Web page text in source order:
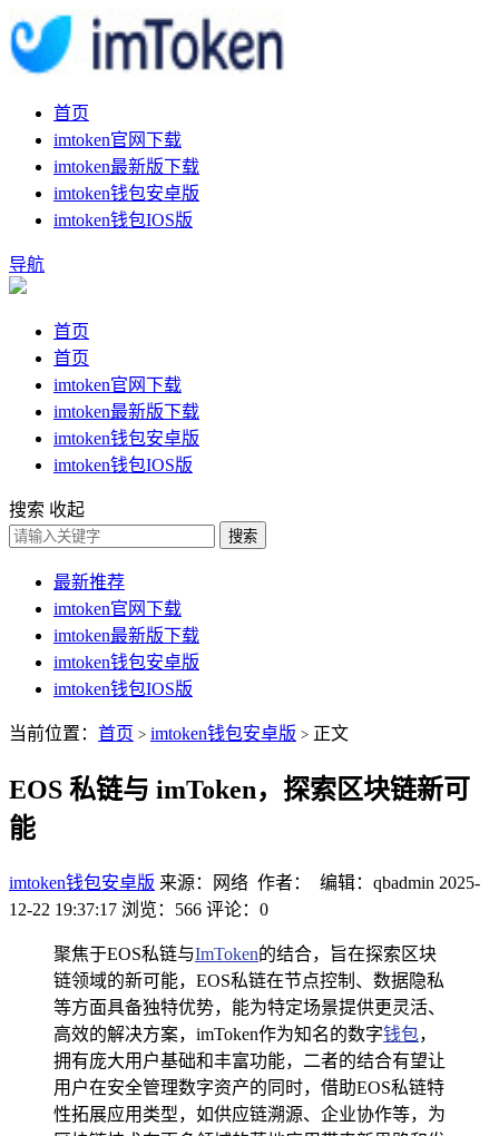
首页
imtoken官网下载
imtoken最新版下载
imtoken钱包安卓版
imtoken钱包IOS版
导航
首页
首页
imtoken官网下载
imtoken最新版下载
imtoken钱包安卓版
imtoken钱包IOS版
搜索 收起
搜索
最新推荐
imtoken官网下载
imtoken最新版下载
imtoken钱包安卓版
imtoken钱包IOS版
当前位置： 首页 > imtoken钱包安卓版 > 正文
EOS 私链与 imToken，探索区块链新可
能
imtoken钱包安卓版 来源：网络 作者： 编辑：qbadmin 2025-
12-22 19:37:17 浏览：566 评论：0
聚焦于EOS私链与ImToken的结合，旨在探索区块
链领域的新可能，EOS私链在节点控制、数据隐私
等方面具备独特优势，能为特定场景提供更灵活、
高效的解决方案，imToken作为知名的数字钱包，
拥有庞大用户基础和丰富功能，二者的结合有望让
用户在安全管理数字资产的同时，借助EOS私链特
性拓展应用类型，如供应链溯源、企业协作等，为